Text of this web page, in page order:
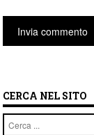
CERCA NEL SITO
Cerca